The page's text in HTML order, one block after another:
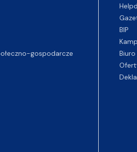
gospodarcze
BIP
Biuro